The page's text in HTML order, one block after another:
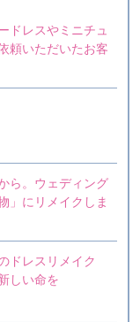
ドレスやミニチュ
頼いただいたお客
ら。ウェディング
」にリメイクしま
ドレスリメイク
しい命を